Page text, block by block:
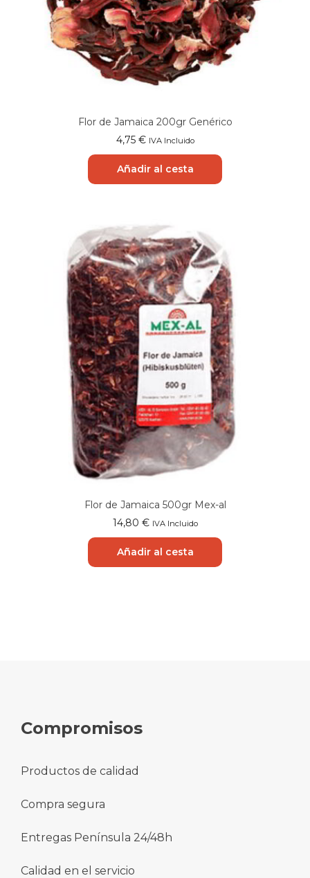
Flor de Jamaica 200gr Genérico
4,75 € IVA Incluido
Añadir al cesta
Flor de Jamaica 500gr Mex-al
14,80 € IVA Incluido
Añadir al cesta
Compromisos
Productos de calidad
Compra segura
Entregas Península 24/48h
Calidad en el servicio